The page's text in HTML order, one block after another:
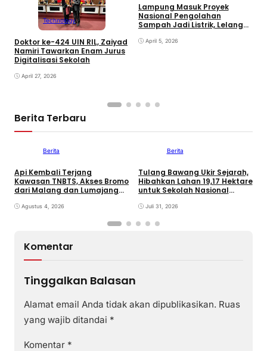
Technology
Doktor ke-424 UIN RIL, Zaiyad
Namiri Tawarkan Enam Jurus
Digitalisasi Sekolah
April 27, 2026
Lampung Masuk Proyek
Nasional Pengolahan
Sampah Jadi Listrik, Lelang
April 5, 2026
Berita Terbaru
Berita
Api Kembali Terjang
Kawasan TNBTS, Akses Bromo
dari Malang dan Lumajang
Agustus 4, 2026
Berita
Tulang Bawang Ukir Sejarah,
Hibahkan Lahan 19,17 Hektare
untuk Sekolah Nasional
Juli 31, 2026
Komentar
Tinggalkan Balasan
Alamat email Anda tidak akan dipublikasikan. Ruas
yang wajib ditandai *
Komentar *